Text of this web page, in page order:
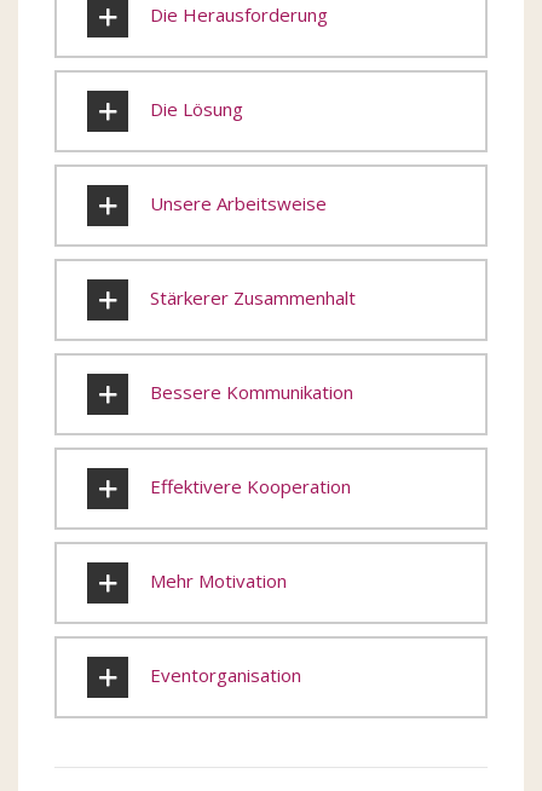
Die Herausforderung
Die Lösung
Unsere Arbeitsweise
Stärkerer Zusammenhalt
Bessere Kommunikation
Effektivere Kooperation
Mehr Motivation
Eventorganisation